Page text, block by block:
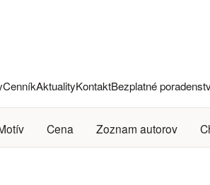
CenníkAktualityKontaktBezplatné
Cena Zoznam autorov